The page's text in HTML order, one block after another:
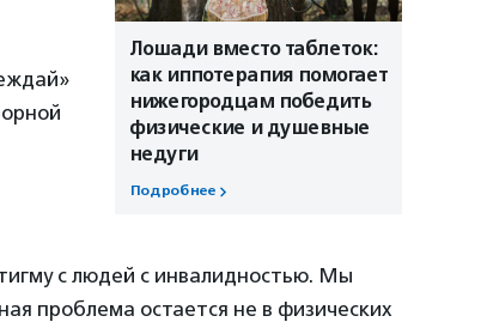
Лошади вместо таблеток:
как иппотерапия помогает
нижегородцам победить
физические и душевные
недуги
Подробнее
с людей с инвалидностью. Мы
проблема остается не в физических